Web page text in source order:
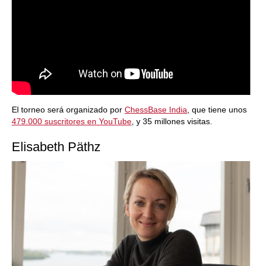
El torneo será organizado por ChessBase India , que tiene unos
479.000 suscritores en YouTube , y 35 millones visitas.
Elisabeth Päthz